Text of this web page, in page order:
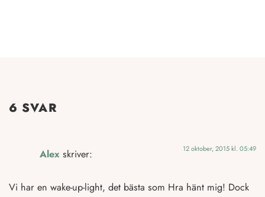
6 SVAR
Alex skriver: 12 oktober, 2015 kl. 05:49
Vi har en wake-up-light, det bästa som Hra hänt mig! Dock